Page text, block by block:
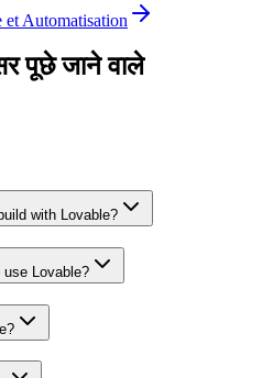
et Automatisation
पूछे जाने वाले
with Lovable?
Lovable?